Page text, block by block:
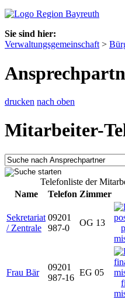
Sie sind hier:
Verwaltungsgemeinschaft >
drucken nach oben
Mitarbeiter-
Telefonliste der
Name
Telefon Zimmer
Sekretariat
/ Zentrale
09201
987-0
OG 13
Frau Bär
09201
987-16
EG 05